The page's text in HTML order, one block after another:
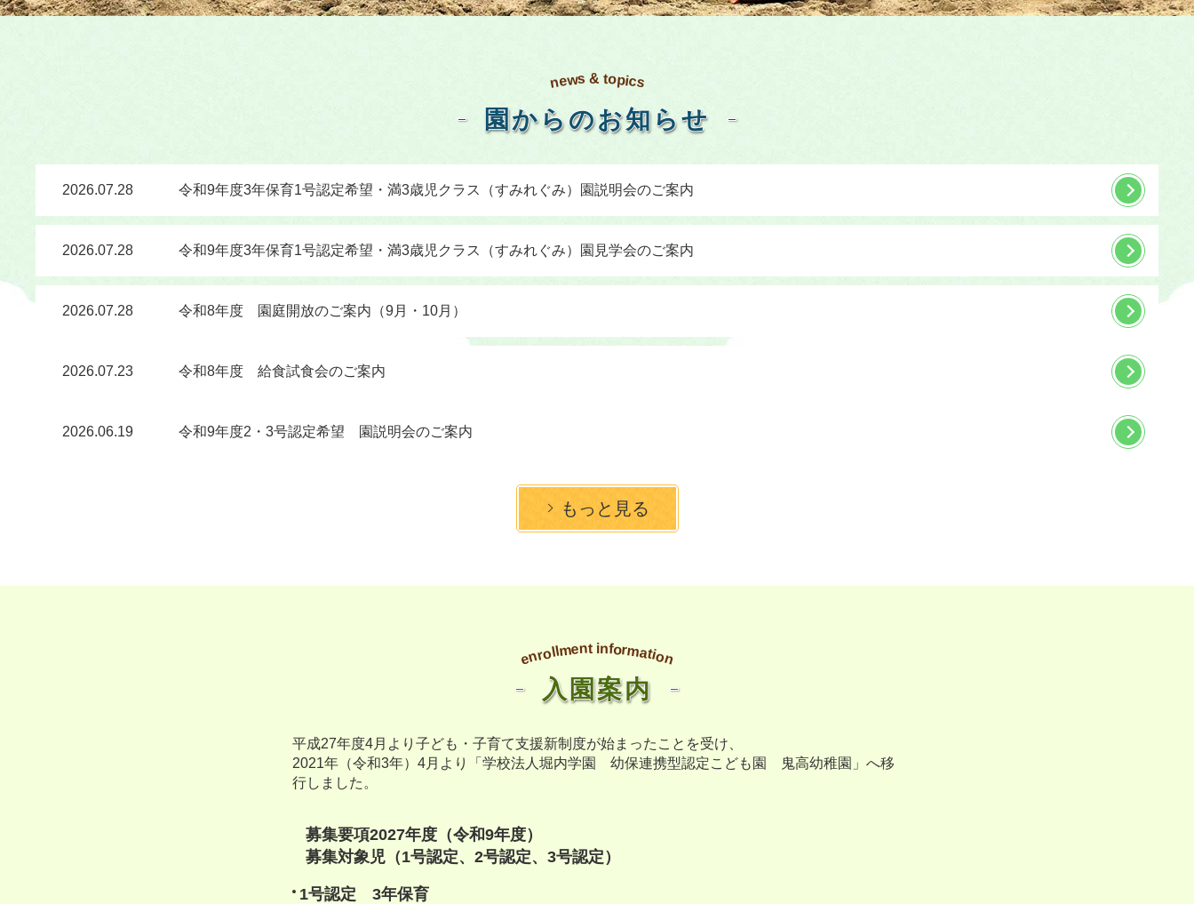
news & topics
園からのお知らせ
2026.07.28 令和9年度3年保育1号認定希望・満3歳児クラス（すみれぐみ）園説明会のご案内
2026.07.28 令和9年度3年保育1号認定希望・満3歳児クラス（すみれぐみ）園見学会のご案内
2026.07.28 令和8年度 園庭開放のご案内（9月・10月）
2026.07.23 令和8年度 給食試食会のご案内
2026.06.19 令和9年度2・3号認定希望 園説明会のご案内
もっと見る
enrollment information
入園案内
平成27年度4月より子ども・子育て支援新制度が始まったことを受け、
2021年（令和3年）4月より「学校法人堀内学園 幼保連携型認定こども園 鬼高幼稚園」へ移
行しました。
募集要項2027年度（令和9年度）
募集対象児（1号認定、2号認定、3号認定）
1号認定 3年保育